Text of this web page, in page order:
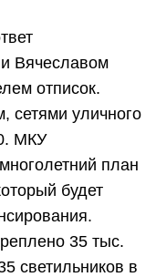
Вячеславом
отписок.
сетями уличного
МКУ
план
будет
35 тыс.
светильников в